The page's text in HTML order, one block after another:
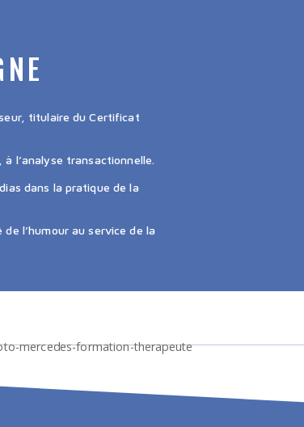
titulaire du Certificat
l’analyse transactionnelle.
dans la pratique de la
l’humour au service de la